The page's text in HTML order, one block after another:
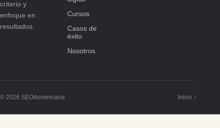
criterio y
enfoque en
resultados.
Cursos
Casos de
éxito
Nosotros
© 2026 SEOdominicana Inicio ↑